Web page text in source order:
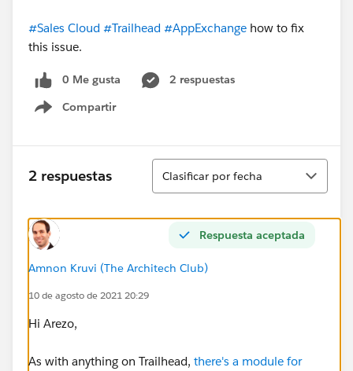
#Sales Cloud #Trailhead #AppExchange how to fix
this issue.
0 Me gusta
2 respuestas
Compartir
Show menu
2 respuestas
Ordenar
Clasificar por fecha
Respuesta aceptada
Amnon Kruvi (The Architech Club)
10 de agosto de 2021 20:29
Hi Arezo,
As with anything on Trailhead, there's a module for